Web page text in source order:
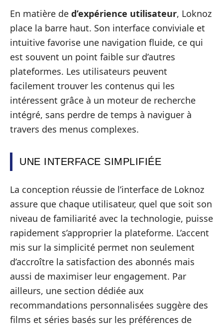
En matière de d’expérience utilisateur, Loknoz
place la barre haut. Son interface conviviale et
intuitive favorise une navigation fluide, ce qui
est souvent un point faible sur d’autres
plateformes. Les utilisateurs peuvent
facilement trouver les contenus qui les
intéressent grâce à un moteur de recherche
intégré, sans perdre de temps à naviguer à
travers des menus complexes.
UNE INTERFACE SIMPLIFIÉE
La conception réussie de l’interface de Loknoz
assure que chaque utilisateur, quel que soit son
niveau de familiarité avec la technologie, puisse
rapidement s’approprier la plateforme. L’accent
mis sur la simplicité permet non seulement
d’accroître la satisfaction des abonnés mais
aussi de maximiser leur engagement. Par
ailleurs, une section dédiée aux
recommandations personnalisées suggère des
films et séries basés sur les préférences de